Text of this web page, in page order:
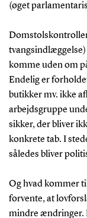
(øget
komme uden om
Endelig er
butikker mv. ikke
arbejdsgruppe
sikker, der bliver
konkrete tab. I
således bliver
Og hvad kommer
forvente, at
mindre ændringer.